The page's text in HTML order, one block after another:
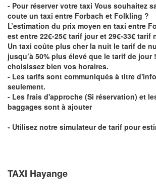
- Pour réserver votre taxi Vous souhaitez
coute un taxi entre Forbach et Folkling ?
L’estimation du prix moyen en taxi entre
est entre 22€-25€ tarif jour et 29€-33€ tarif
Un taxi coûte plus cher la nuit le tarif de
jusqu’à 50% plus élevé que le tarif de
choisissez bien vos horaires.
- Les tarifs sont communiqués à titre
seulement.
- Les frais d'approche (Si réservation) et
baggages sont à ajouter
- Utilisez notre simulateur de tarif pour
TAXI Hayange